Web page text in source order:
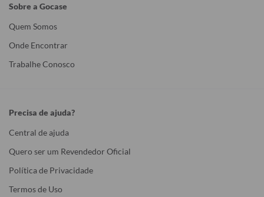
Sobre a Gocase
Quem Somos
Onde Encontrar
Trabalhe Conosco
Precisa de ajuda?
Central de ajuda
Quero ser um Revendedor Oficial
Política de Privacidade
Termos de Uso